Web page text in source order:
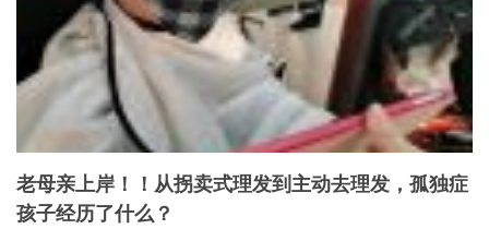
老母亲上岸！！从拐卖式理发到主动去理发，孤独症
孩子经历了什么？